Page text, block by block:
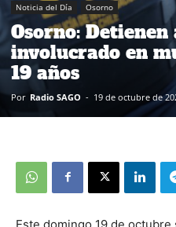
Noticia del Día Osorno
Osorno:
involucrado en
19 años
Por Radio SAGO - 19 de octubre de
Este domingo 19 de